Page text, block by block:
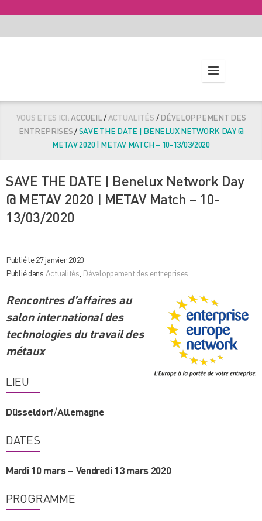
VOUS ETES ICI:ACCUEIL/ACTUALITÉS /DÉVELOPPEMENT DES
ENTREPRISES/SAVE THE DATE | BENELUX NETWORK DAY @
METAV 2020 | METAV MATCH – 10-13/03/2020
SAVE THE DATE | Benelux Network Day
@ METAV 2020 | METAV Match – 10-
13/03/2020
Publié le 27 janvier 2020
Publié dans Actualités Développement des entreprises
Rencontres d’affaires au
salon international des
technologies du travail des
métaux
LIEU
Düsseldorf/Allemagne
DATES
Mardi 10 mars – Vendredi 13 mars 2020
PROGRAMME